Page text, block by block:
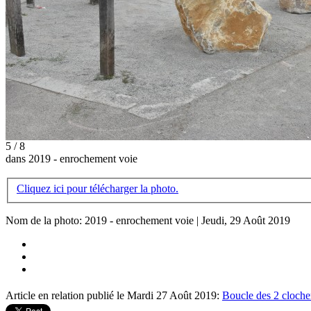
5 / 8
dans 2019 - enrochement voie
Cliquez ici pour télécharger la photo.
Nom de la photo: 2019 - enrochement voie | Jeudi, 29 Août 2019
Article en relation publié le Mardi 27 Août 2019: Boucle des 2